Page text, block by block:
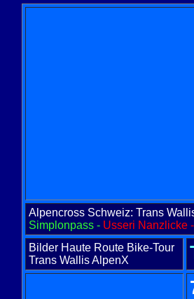
Alpencross Schweiz: Trans
Simplonpass - Usseri Nanzlicke
Bilder Haute Route Bike-Tour
Trans Wallis AlpenX